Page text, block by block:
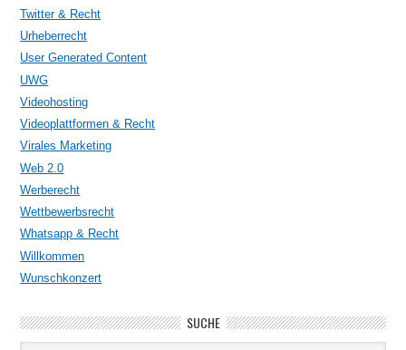
Twitter & Recht
Urheberrecht
User Generated Content
UWG
Videohosting
Videoplattformen & Recht
Virales Marketing
Web 2.0
Werberecht
Wettbewerbsrecht
Whatsapp & Recht
Willkommen
Wunschkonzert
SUCHE